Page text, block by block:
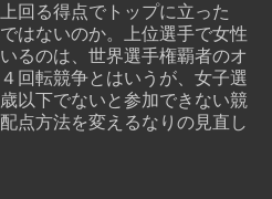
回る得点でトップに立った
はないのか。上位選手で女性
るのは、世界選手権覇者のオ
回転競争とはいうが、女子選
以下でないと参加できない競
点方法を変えるなりの見直し